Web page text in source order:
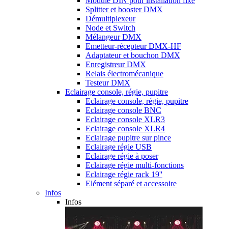
Splitter et booster DMX
Démultiplexeur
Node et Switch
Mélangeur DMX
Emetteur-récepteur DMX-HF
Adaptateur et bouchon DMX
Enregistreur DMX
Relais électromécanique
Testeur DMX
Eclairage console, régie, pupitre
Eclairage console, régie, pupitre
Eclairage console BNC
Eclairage console XLR3
Eclairage console XLR4
Eclairage pupitre sur pince
Eclairage régie USB
Eclairage régie à poser
Eclairage régie multi-fonctions
Eclairage régie rack 19''
Elément séparé et accessoire
Infos
Infos